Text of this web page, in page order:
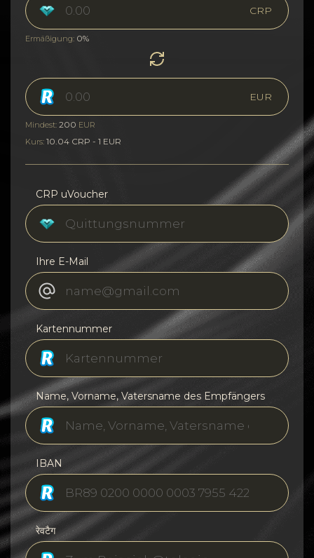
CRP
Ermäßigung: 0%
EUR
Mindest: 200 EUR
Kurs: 10.04 CRP - 1 EUR
CRP uVoucher
Ihre E-Mail
Kartennummer
Name, Vorname, Vatersname des Empfängers
IBAN
रेवटैग